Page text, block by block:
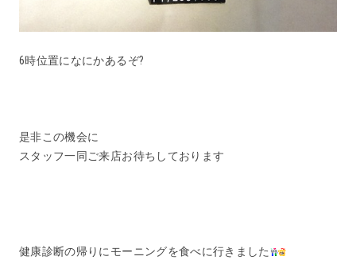
6時位置になにかあるぞ?
是非この機会に
スタッフ一同ご来店お待ちしております
健康診断の帰りにモーニングを食べに行きました